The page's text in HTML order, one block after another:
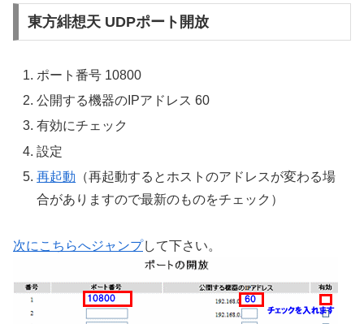
東方緋想天 UDPポート開放
ポート番号 10800
公開する機器のIPアドレス 60
有効にチェック
設定
再起動 （再起動するとホストのアドレスが変わる場
合がありますので最新のものをチェック）
次にこちらへジャンプして下さい。